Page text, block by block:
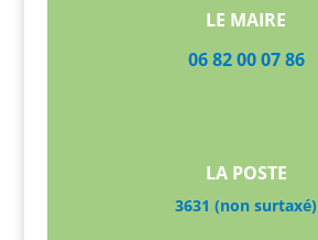
LE MAIRE
06 82 00 07 86
LA POSTE
3631 (non surtaxé)